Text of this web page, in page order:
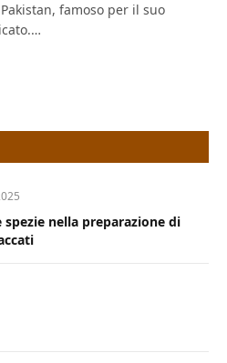
famoso per il suo
nella preparazione di